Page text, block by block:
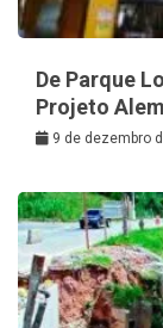
De Parque
Projeto
9 de dezembro